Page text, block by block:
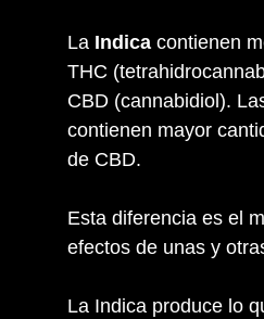
La Indica contienen
THC
CBD (cannabidiol).
contienen mayor
de CBD.
Esta diferencia es el
efectos de unas y
La Indica produce lo